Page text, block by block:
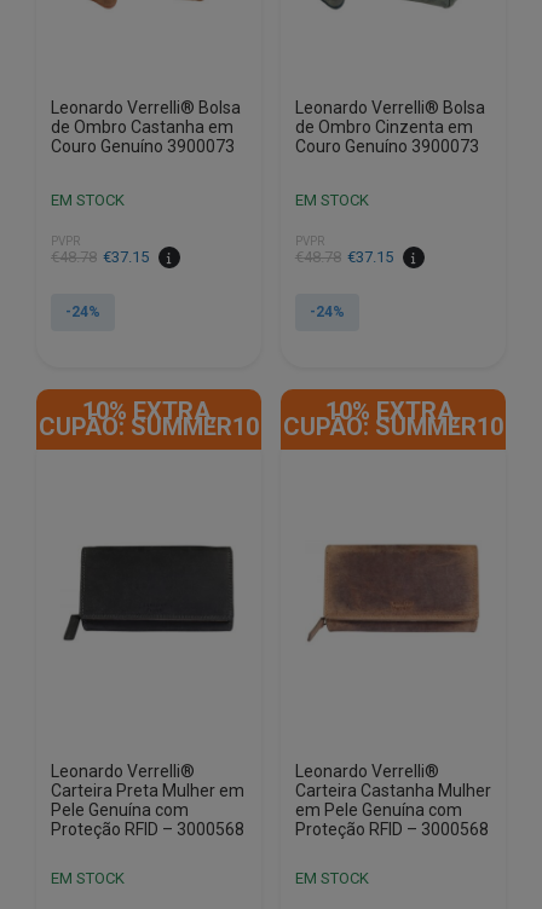
Leonardo Verrelli® Bolsa
de Ombro Castanha em
Couro Genuíno 3900073
EM STOCK
PVPR
€48.78
O
original
€37.15
O
atual
-24%
Leonardo Verrelli® Bolsa
de Ombro Cinzenta em
Couro Genuíno 3900073
EM STOCK
PVPR
€48.78
O
original
€37.15
O
atual
-24%
10% EXTRA,
CUPÃO: SUMMER10
Leonardo Verrelli®
Carteira Preta Mulher em
Pele Genuína com
Proteção RFID – 3000568
EM STOCK
10% EXTRA,
CUPÃO: SUMMER10
Leonardo Verrelli®
Carteira Castanha Mulher
em Pele Genuína com
Proteção RFID – 3000568
EM STOCK